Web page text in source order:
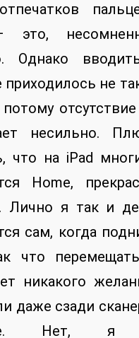
это,
Однако
приходилось не
несильно.
что на iPad
Home,
Лично я так и
сам, когда
что
никакого
даже сзади
Нет, я